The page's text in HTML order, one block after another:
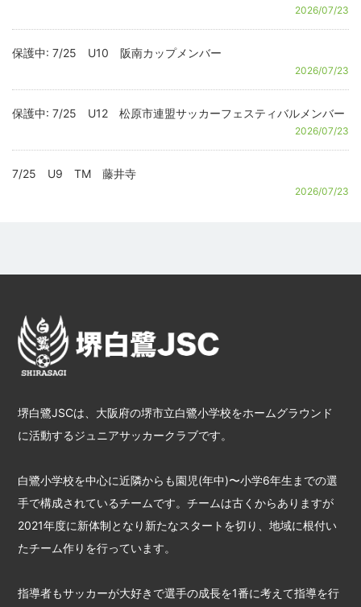
2026/07/23
保護中: 7/25 U10 阪南カップメンバー
2026/07/23
保護中: 7/25 U12 松原市連盟サッカーフェスティバルメンバー
2026/07/23
7/25 U9 TM 藤井寺
2026/07/23
堺白鷺JSCは、大阪府の堺市立白鷺小学校をホームグラウンド
に活動するジュニアサッカークラブです。
白鷺小学校を中心に近隣からも園児(年中)〜小学6年生までの選
手で構成されているチームです。チームは古くからありますが
2021年度に新体制となり新たなスタートを切り、地域に根付い
たチーム作りを行っています。
指導者もサッカーが大好きで選手の成長を1番に考えて指導を行